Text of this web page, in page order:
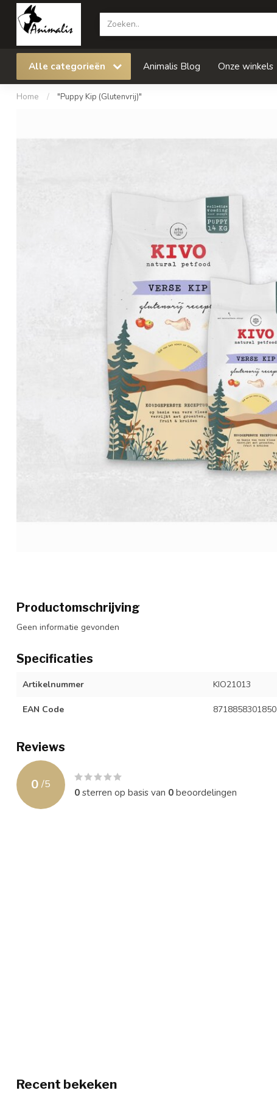
Alle categorieën Animalis Blog Onze winkels
Home / "Puppy Kip (Glutenvrij)"
Productomschrijving
Geen informatie gevonden
Specificaties
Artikelnummer KIO21013
EAN Code 8718858301850
Reviews
0 /5
0sterren op basis van 0beoordelingen
Recent bekeken